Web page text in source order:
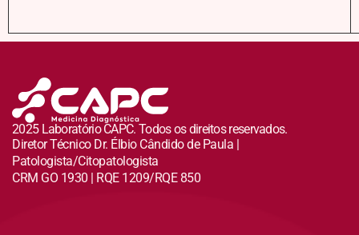
2025 Laboratório CAPC. Todos os direitos reservados.
Diretor Técnico Dr. Élbio Cândido de Paula |
Patologista/Citopatologista
CRM GO 1930 | RQE 1209/RQE 850